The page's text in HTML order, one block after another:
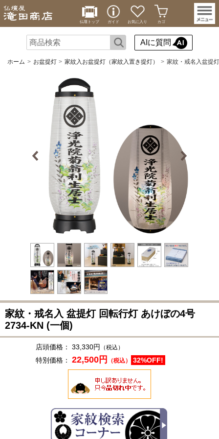
仏壇トップ ガイド お気に入り カゴ
AIに質問
ホーム お盆提灯 家紋入お盆提灯（家紋入置き提灯） 家紋・戒名入盆提
家紋・戒名入 盆提灯 回転行灯 あけぼの4号
2734-KN (一個)
店頭価格： 33,330円 （税込）
特別価格： 22,500円 （税込） 32%OFF!